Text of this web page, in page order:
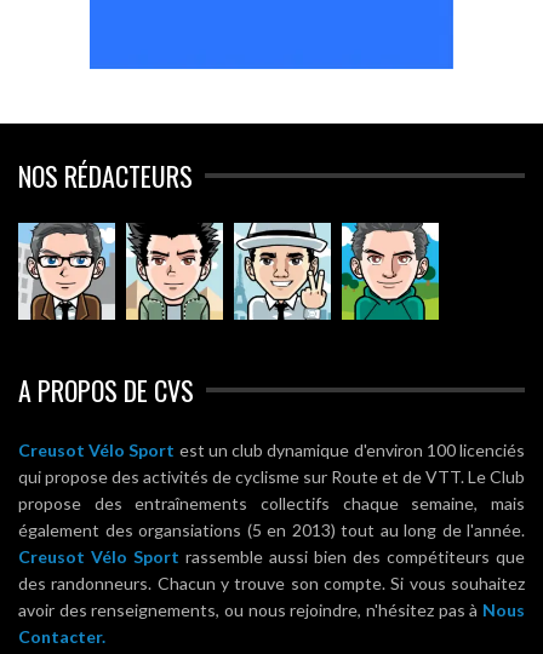
NOS RÉDACTEURS
A PROPOS DE CVS
Creusot Vélo Sport est un club dynamique d'environ 100 licenciés
qui propose des activités de cyclisme sur Route et de VTT. Le Club
propose des entraînements collectifs chaque semaine, mais
également des organsiations (5 en 2013) tout au long de l'année.
Creusot Vélo Sport rassemble aussi bien des compétiteurs que
des randonneurs. Chacun y trouve son compte. Si vous souhaitez
avoir des renseignements, ou nous rejoindre, n'hésitez pas à Nous
Contacter.